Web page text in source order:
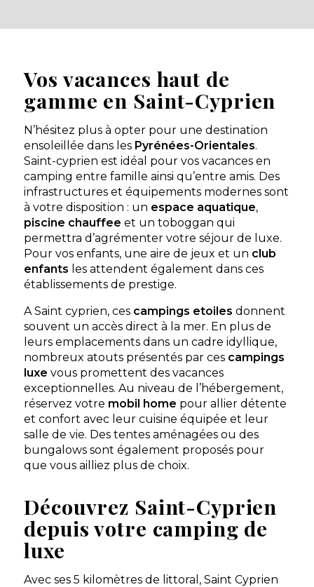
Vos vacances haut de
gamme en Saint-Cyprien
N’hésitez plus à opter pour une destination
ensoleillée dans les Pyrénées-Orientales.
Saint-cyprien est idéal pour vos vacances en
camping entre famille ainsi qu’entre amis. Des
infrastructures et équipements modernes sont
à votre disposition : un espace aquatique,
piscine chauffee et un toboggan qui
permettra d’agrémenter votre séjour de luxe.
Pour vos enfants, une aire de jeux et un club
enfants les attendent également dans ces
établissements de prestige.
A Saint cyprien, ces campings etoiles donnent
souvent un accès direct à la mer. En plus de
leurs emplacements dans un cadre idyllique,
nombreux atouts présentés par ces campings
luxe vous promettent des vacances
exceptionnelles. Au niveau de l’hébergement,
réservez votre mobil home pour allier détente
et confort avec leur cuisine équipée et leur
salle de vie. Des tentes aménagées ou des
bungalows sont également proposés pour
que vous ailliez plus de choix.
Découvrez Saint-Cyprien
depuis votre camping de
luxe
Avec ses 5 kilomètres de littoral, Saint Cyprien